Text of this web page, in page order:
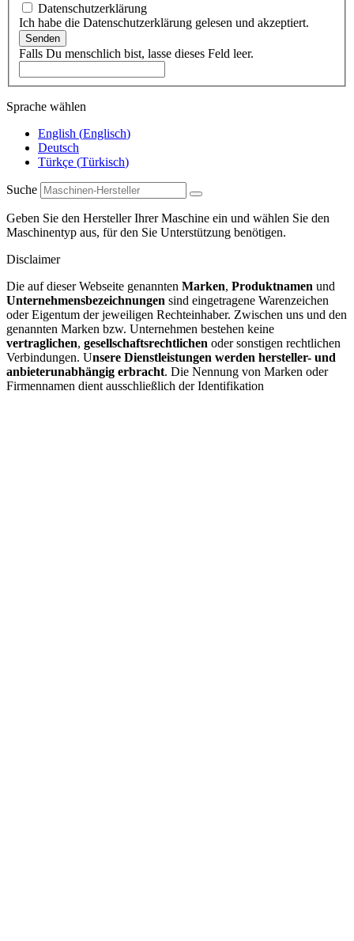
Datenschutzerklärung
Ich habe die Datenschutzerklärung gelesen und akzeptiert.
Senden
Falls Du menschlich bist, lasse dieses Feld leer.
Sprache wählen
English (Englisch)
Deutsch
Türkçe (Türkisch)
Suche
Geben Sie den Hersteller Ihrer Maschine ein und wählen Sie den
Maschinentyp aus, für den Sie Unterstützung benötigen.
Disclaimer
Die auf dieser Webseite genannten Marken, Produktnamen und
Unternehmensbezeichnungen sind eingetragene Warenzeichen
oder Eigentum der jeweiligen Rechteinhaber. Zwischen uns und den
genannten Marken bzw. Unternehmen bestehen keine
vertraglichen, gesellschaftsrechtlichen oder sonstigen rechtlichen
Verbindungen. Unsere Dienstleistungen werden hersteller- und
anbieterunabhängig erbracht. Die Nennung von Marken oder
Firmennamen dient ausschließlich der Identifikation